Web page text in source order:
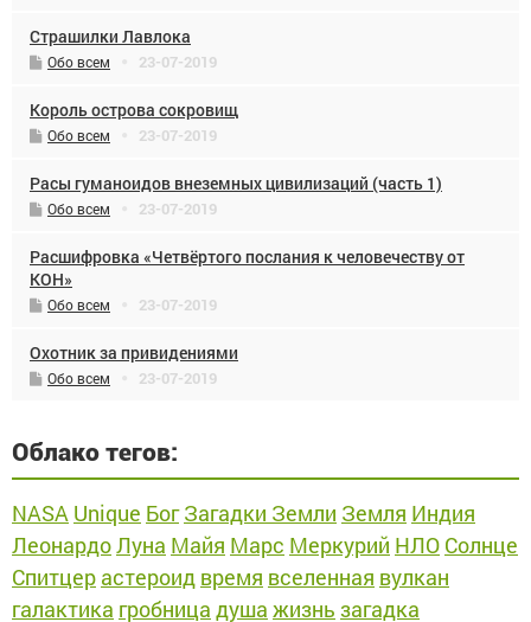
Страшилки Лавлока
Обо всем 23-07-2019
Король острова сокровищ
Обо всем 23-07-2019
Расы гуманоидов внеземных цивилизаций (часть 1)
Обо всем 23-07-2019
Расшифровка «Четвёртого послания к человечеству от
КОН»
Обо всем 23-07-2019
Охотник за привидениями
Обо всем 23-07-2019
Облако тегов:
NASA Unique Бог Загадки Земли Земля Индия
ЛеонардоЛуна Майя Марс Меркурий НЛО Солнце
Спитцер астероид время вселенная вулкан
галактика гробница душа жизнь загадка